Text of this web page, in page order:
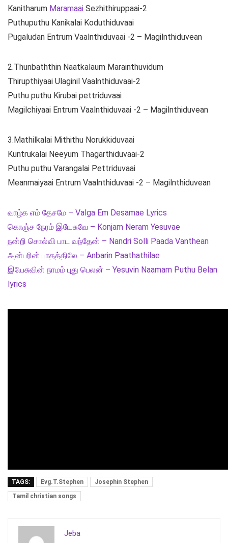
Kanitharum Maramaai Sezhithiruppaai-2
Puthuputhu Kanikalai Koduthiduvaai
Pugaludan Entrum Vaalnthiduvaai -2 – Magilnthiduvean
2.Thunbaththin Naatkalaum Marainthuvidum
Thirupthiyaai Ulaginil Vaalnthiduvaai-2
Puthu puthu Kirubai pettriduvaai
Magilchiyaai Entrum Vaalnthiduvaai -2 – Magilnthiduvean
3.Mathilkalai Mithithu Norukkiduvaai
Kuntrukalai Neeyum Thagarthiduvaai-2
Puthu puthu Varangalai Pettriduvaai
Meanmaiyaai Entrum Vaalnthiduvaai -2 – Magilnthiduvean
வாழ்க எம் தேசமே – Valga Em Desamae Lyrics
கொஞ்ச நேரம் இயேசுவே – Konjam Neram Yesuvae
நன்றி சொல்வி பாட வந்தேன் – Nandri Solli Paada Vanthean
அன்பரின் பாதத்திலே – Anbarin Paathathilae
இயேசுவின் நாமம் புது பெலன் – Yesuvin Naamam Puthu Belan
lyrics
TAGS: Evg.T.Stephen
Josephin Stephen
Tamil christian songs
Jeba